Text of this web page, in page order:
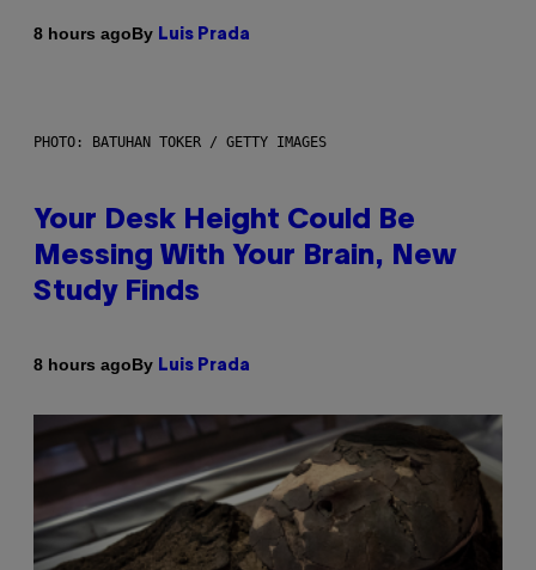
8 hours agoBy Luis Prada
PHOTO: BATUHAN TOKER / GETTY IMAGES
Your Desk Height Could Be
Messing With Your Brain, New
Study Finds
8 hours agoBy Luis Prada